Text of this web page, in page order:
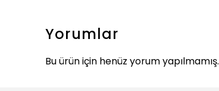
Yorumlar
Bu ürün için henüz yorum yapılmamış.